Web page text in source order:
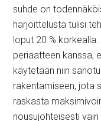
suhde on
harjoittelusta tulisi
loput 20 %
periaatteen kanssa,
käytetään niin
rakentamiseen, jota
raskasta
nousujohteisesti